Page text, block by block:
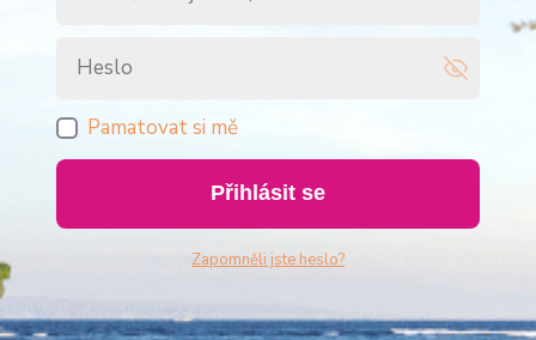
Pamatovat si mě
Přihlásit se
Zapomněli jste heslo?